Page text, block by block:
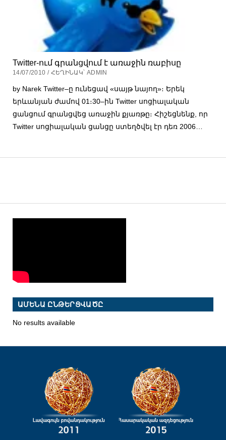
Twitter-ում գրանցվում է առաջին ռաբիսը
14/07/2010 / ՀԵՂԻՆԱԿ՝ ADMIN
by Narek Twitter–ը ունեցավ «սայթ նայող»։ Երեկ
երևանյան ժամով 01։30–ին Twitter սոցիալական
ցանցում գրանցվեց առաջին քյառթը։ Հիշեցնենք, որ
Twitter սոցիալական ցանցը ստեղծվել էր դեռ 2006…
ԱՄԵՆԱ ԸՆԹԵՐՑՎԱԾԸ
No results available